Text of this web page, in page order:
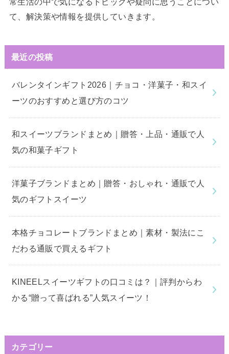
て、解決策や情報を提供していきます。
最近の投稿
バレンタインギフト2026｜チョコ・洋菓子・和スイ
ーツのおすすめと選び方のコツ
和スイーツブランドまとめ｜贈答・上品・通販で人
気の和菓子ギフト
洋菓子ブランドまとめ｜贈答・おしゃれ・通販で人
気のギフトスイーツ
本格チョコレートブランドまとめ｜素材・製法にこ
だわる通販で買えるギフト
KINEELスイーツギフトの口コミは？｜評判からわ
かる“贈って喜ばれる”人気スイーツ！
カテゴリー